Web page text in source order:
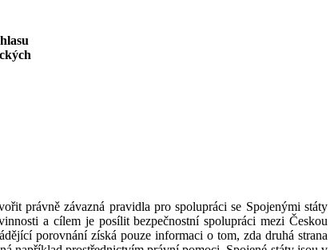
právně závazná pravidla pro spolupráci se Spojenými státy
a cílem je posílit bezpečnostní spolupráci mezi Českou
porovnání získá pouze informaci o tom, zda druhá strana